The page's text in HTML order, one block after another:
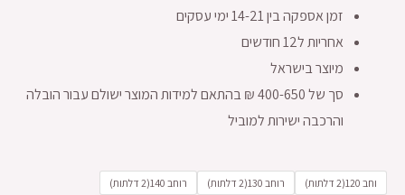
זמן אספקה בין 14-21 ימי עסקים
אחריות ל12 חודשים
מיוצר בישראל
סך של 400-650 ₪ בהתאם למידות המוצר ישולם עבור הובלה
והרכבה ישירות למוביל
וחב 120(2 דלתות) רוחב 130(2 דלתות)
רוחב 140(2 דלתות)